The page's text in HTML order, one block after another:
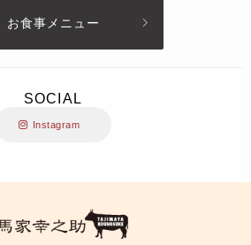
お食事メニュー
SOCIAL
Instagram